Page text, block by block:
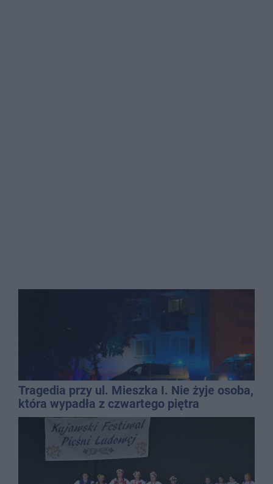
Tragedia przy ul. Mieszka I. Nie żyje osoba,
która wypadła z czwartego piętra